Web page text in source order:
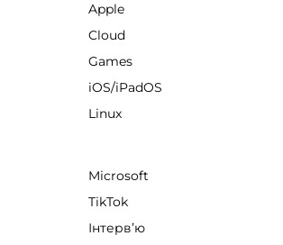
Apple
Cloud
Games
iOS/iPadOS
Linux
Microsoft
TikTok
Інтервʼю